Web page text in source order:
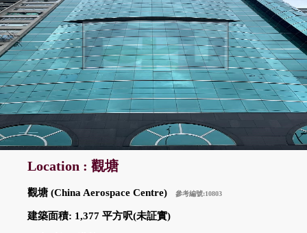
Location : 觀塘
觀塘 (China Aerospace Centre) 參考編號:10803
建築面積: 1,377 平方呎(未証實)